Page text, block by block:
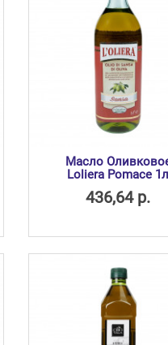
Масло
Loliera Pomace 1л
436,64 р.